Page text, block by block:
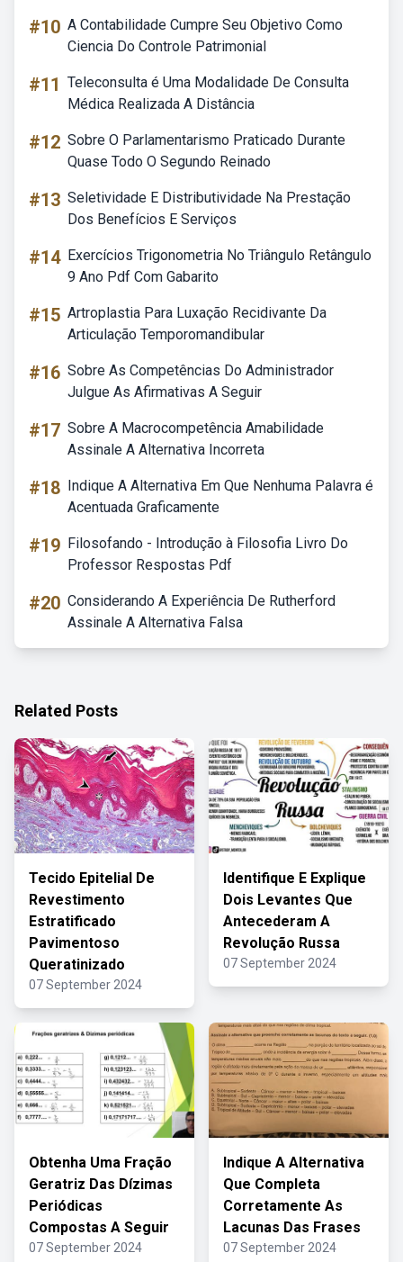
#10 A Contabilidade Cumpre Seu Objetivo Como
Ciencia Do Controle Patrimonial
#11 Teleconsulta é Uma Modalidade De Consulta
Médica Realizada A Distância
#12 Sobre O Parlamentarismo Praticado Durante
Quase Todo O Segundo Reinado
#13 Seletividade E Distributividade Na Prestação
Dos Benefícios E Serviços
#14 Exercícios Trigonometria No Triângulo Retângulo
9 Ano Pdf Com Gabarito
#15 Artroplastia Para Luxação Recidivante Da
Articulação Temporomandibular
#16 Sobre As Competências Do Administrador
Julgue As Afirmativas A Seguir
#17 Sobre A Macrocompetência Amabilidade
Assinale A Alternativa Incorreta
#18 Indique A Alternativa Em Que Nenhuma Palavra é
Acentuada Graficamente
#19 Filosofando - Introdução à Filosofia Livro Do
Professor Respostas Pdf
#20 Considerando A Experiência De Rutherford
Assinale A Alternativa Falsa
Related Posts
Tecido Epitelial De
Revestimento
Estratificado
Pavimentoso
Queratinizado
07 September 2024
Identifique E Explique
Dois Levantes Que
Antecederam A
Revolução Russa
07 September 2024
Obtenha Uma Fração
Geratriz Das Dízimas
Periódicas
Compostas A Seguir
07 September 2024
Indique A Alternativa
Que Completa
Corretamente As
Lacunas Das Frases
07 September 2024